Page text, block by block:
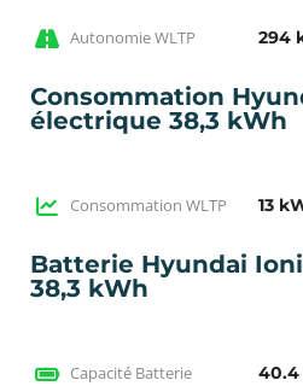
Autonomie WLTP 294
Consommation
électrique 38,3 kWh
Consommation WLTP 13
Batterie Hyundai
38,3 kWh
Capacité Batterie 40.4